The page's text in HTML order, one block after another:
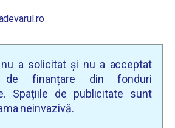
nu a solicitat și nu a acceptat
finanțare din fonduri
Spațiile de publicitate sunt
neinvazivă.